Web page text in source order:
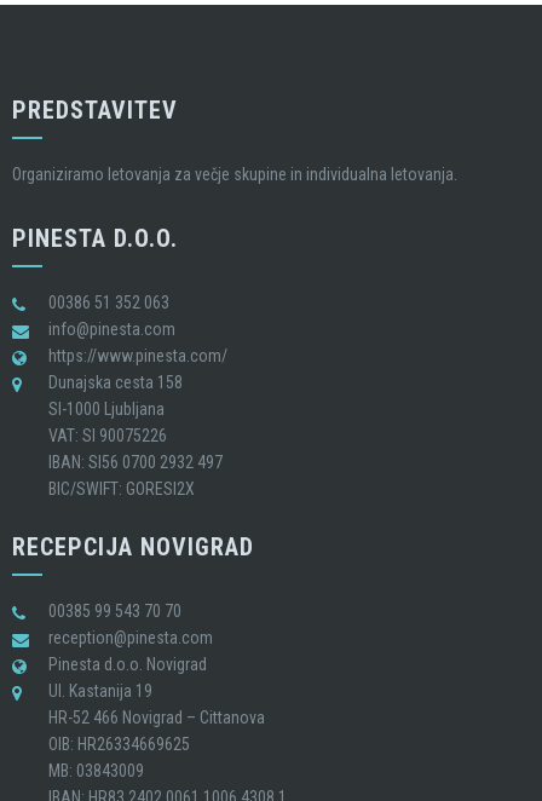
PREDSTAVITEV
Organiziramo letovanja za večje skupine in individualna letovanja.
PINESTA D.O.O.
00386 51 352 063
info@pinesta.com
https://www.pinesta.com/
Dunajska cesta 158
SI-1000 Ljubljana
VAT: SI 90075226
IBAN: SI56 0700 2932 497
BIC/SWIFT: GORESI2X
RECEPCIJA NOVIGRAD
00385 99 543 70 70
reception@pinesta.com
Pinesta d.o.o. Novigrad
Ul. Kastanija 19
HR-52 466 Novigrad – Cittanova
OIB: HR26334669625
MB: 03843009